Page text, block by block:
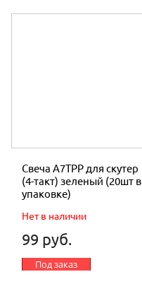
Свеча A7TPP для скутер
(4-такт) зеленый (20шт в
упаковке)
Нет в наличии
99 руб.
Под заказ